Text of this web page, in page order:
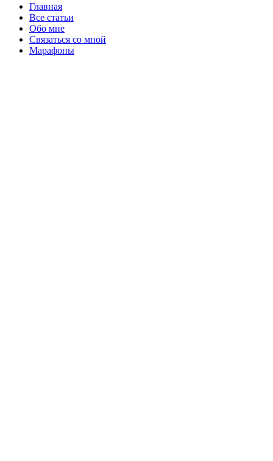
Главная
Все статьи
Обо мне
Связаться со мной
Марафоны